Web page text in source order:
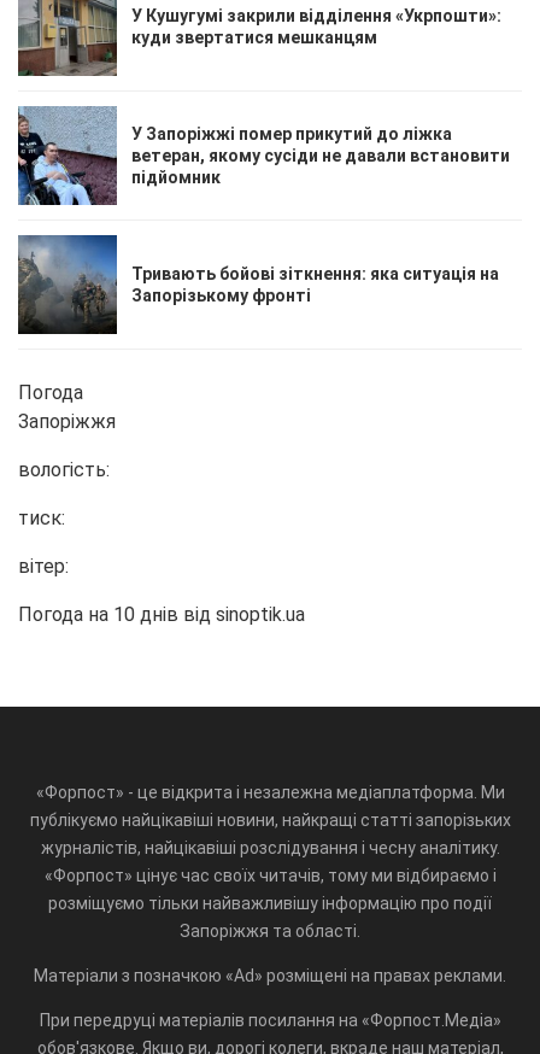
У Кушугумі закрили відділення «Укрпошти»:
куди звертатися мешканцям
У Запоріжжі помер прикутий до ліжка
ветеран, якому сусіди не давали встановити
підйомник
Тривають бойові зіткнення: яка ситуація на
Запорізькому фронті
Погода
Запоріжжя
вологість:
тиск:
вітер:
Погода на 10 днів від sinoptik.ua
«Форпост» - це відкрита і незалежна медіаплатформа. Ми
публікуємо найцікавіші новини, найкращі статті запорізьких
журналістів, найцікавіші розслідування і чесну аналітику.
«Форпост» цінує час своїх читачів, тому ми відбираємо і
розміщуємо тільки найважливішу інформацію про події
Запоріжжя та області.
Матеріали з позначкою «Ad» розміщені на правах реклами.
При передруці матеріалів посилання на «Форпост.Медіа»
обов'язкове. Якщо ви, дорогі колеги, вкраде наш матеріал,